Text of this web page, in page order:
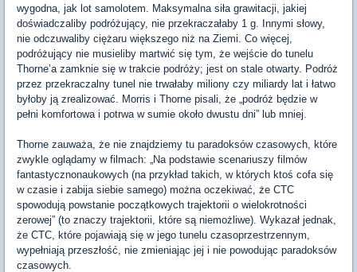
wygodna, jak lot samolotem. Maksymalna siła grawitacji, jakiej
doświadczaliby podróżujący, nie przekraczałaby 1 g. Innymi słowy,
nie odczuwaliby ciężaru większego niż na Ziemi. Co więcej,
podróżujący nie musieliby martwić się tym, że wejście do tunelu
Thorne’a zamknie się w trakcie podróży; jest on stale otwarty. Podróż
przez przekraczalny tunel nie trwałaby miliony czy miliardy lat i łatwo
byłoby ją zrealizować. Morris i Thorne pisali, że „podróż będzie w
pełni komfortowa i potrwa w sumie około dwustu dni” lub mniej.
Thorne zauważa, że nie znajdziemy tu paradoksów czasowych, które
zwykle oglądamy w filmach: „Na podstawie scenariuszy filmów
fantastycznonaukowych (na przykład takich, w których ktoś cofa się
w czasie i zabija siebie samego) można oczekiwać, że CTC
spowodują powstanie początkowych trajektorii o wielokrotności
zerowej” (to znaczy trajektorii, które są niemożliwe). Wykazał jednak,
że CTC, które pojawiają się w jego tunelu czasoprzestrzennym,
wypełniają przeszłość, nie zmieniając jej i nie powodując paradoksów
czasowych.